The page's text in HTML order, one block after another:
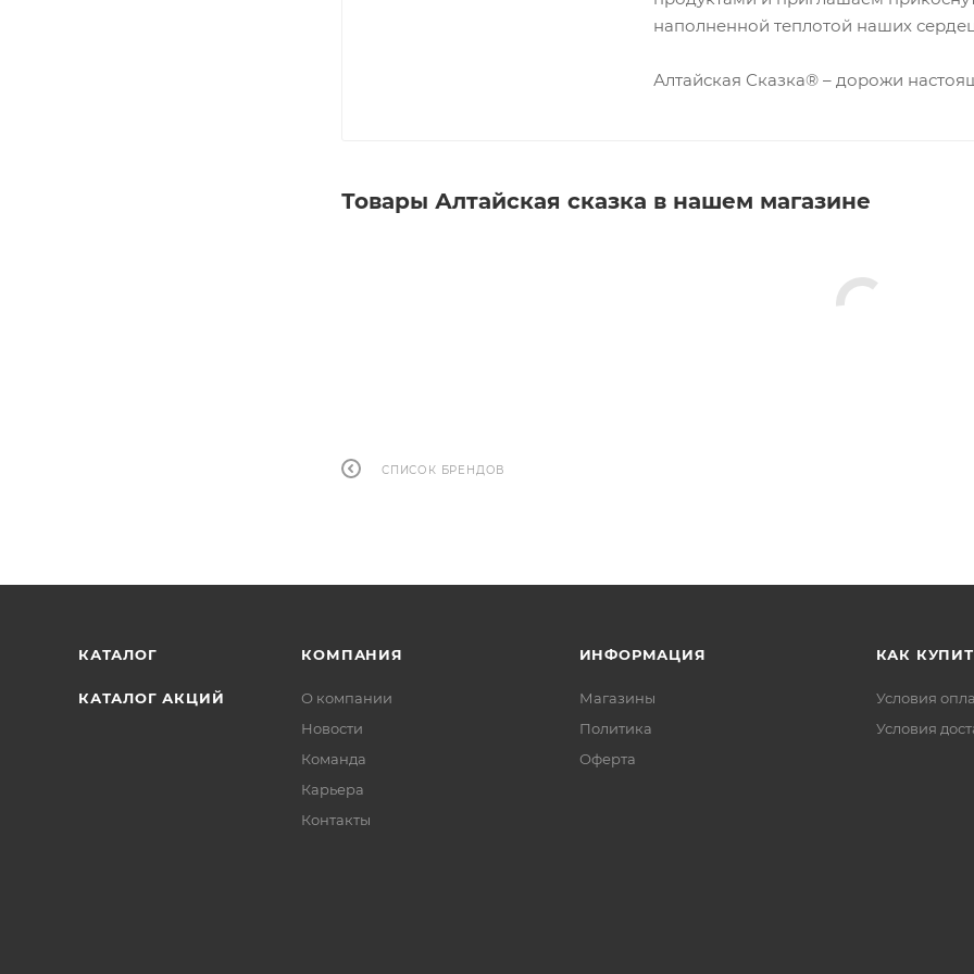
наполненной теплотой наших
Алтайская Сказка® – дорожи
Товары Алтайская сказка в нашем магазине
СПИСОК БРЕНДОВ
КАТАЛОГ
КАТАЛОГ АКЦИЙ
КОМПАНИЯ
О компании
Новости
Команда
Карьера
Контакты
ИНФОРМАЦИЯ
Магазины
Политика
Офертa
КАК
Условия
Условия